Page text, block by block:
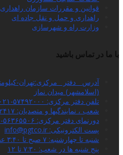
قوانین و مقررات سازمان راهداری
راهداری و حمل و نقل جاده ای
وزارت راه و شهرسازی
با ما در تماس باشید
(اسلامشهر) میدان نماز
تلفن دفتر مرکزی: ۵۷۴۹۲۰۰۰-۰۲۱
شعب ، نمایندگیها و متصدیان: ۵۷۴۹۲۴۱۷-۰۲۱
دورنمای دفتر مرکزی: ۵۶۳۶۵۵۰۶-۰۲۱
پست الکترونیکی: info@pgtco.ir
شنبه تا چهارشنبه: ۷ صبح تا ۳:۴۰ عصر
پنج شنبه ها در شعب: ۷:۳۰ تا ۱۲